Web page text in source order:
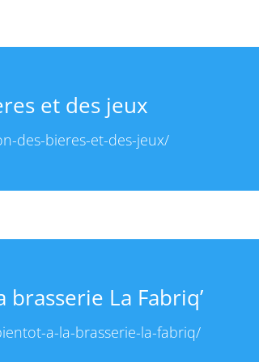
et des jeux
des-bieres-et-des-jeux/
La Fabriq’
a-la-brasserie-la-fabriq/